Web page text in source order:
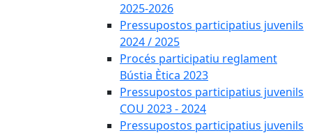
2025-2026
Pressupostos participatius juvenils
2024 / 2025
Procés participatiu reglament
Bústia Ètica 2023
Pressupostos participatius juvenils
COU 2023 - 2024
Pressupostos participatius juvenils